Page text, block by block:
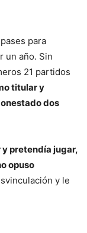
para
un año. Sin
21 partidos
titular y
dos
y pretendía jugar,
opuso
y le